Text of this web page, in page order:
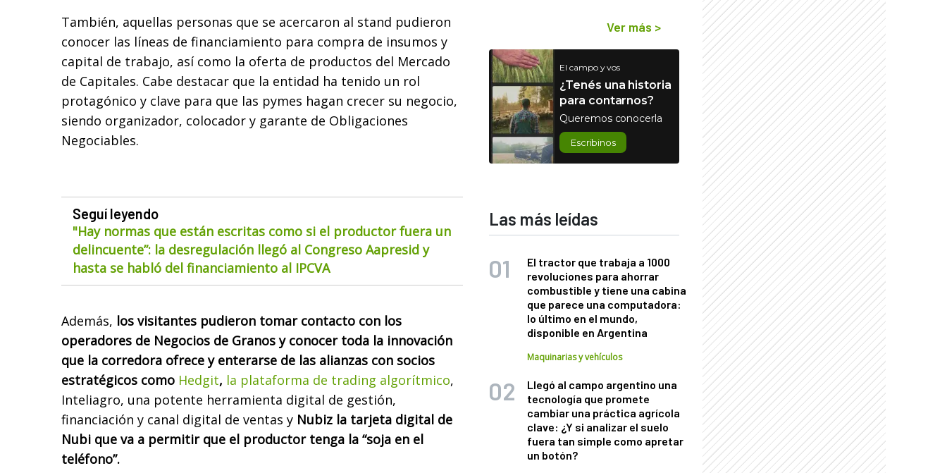
También, aquellas personas que se acercaron al stand pudieron
conocer las líneas de financiamiento para compra de insumos y
capital de trabajo, así como la oferta de productos del Mercado
de Capitales. Cabe destacar que la entidad ha tenido un rol
protagónico y clave para que las pymes hagan crecer su negocio,
siendo organizador, colocador y garante de Obligaciones
Negociables.
Seguí leyendo
"Hay normas que están escritas como si el productor fuera un
delincuente”: la desregulación llegó al Congreso Aapresid y
hasta se habló del financiamiento al IPCVA
Además, los visitantes pudieron tomar contacto con los
operadores de Negocios de Granos y conocer toda la innovación
que la corredora ofrece y enterarse de las alianzas con socios
estratégicos como Hedgit, la plataforma de trading algorítmico,
Inteliagro, una potente herramienta digital de gestión,
financiación y canal digital de ventas y Nubiz la tarjeta digital de
Nubi que va a permitir que el productor tenga la “soja en el
teléfono”.
Ver más >
El campo y vos
¿Tenés una historia
para contarnos?
Queremos conocerla
Escribinos
Las más leídas
El tractor que trabaja a 1000
revoluciones para ahorrar
combustible y tiene una cabina
que parece una computadora:
lo último en el mundo,
disponible en Argentina
Maquinarias y vehículos
Llegó al campo argentino una
tecnología que promete
cambiar una práctica agrícola
clave: ¿Y si analizar el suelo
fuera tan simple como apretar
un botón?